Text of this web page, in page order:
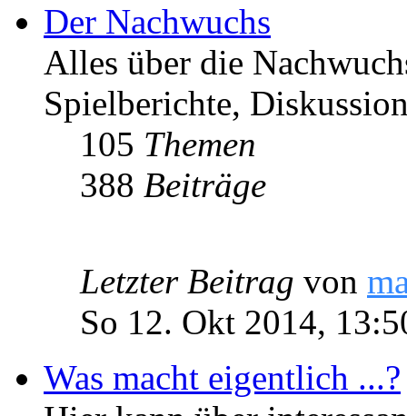
Der Nachwuchs
Alles über die
Spielberichte,
105 Themen
388 Beiträge
Letzter Beitrag von
So 12. Okt 2014,
Was macht eigentlich ...?